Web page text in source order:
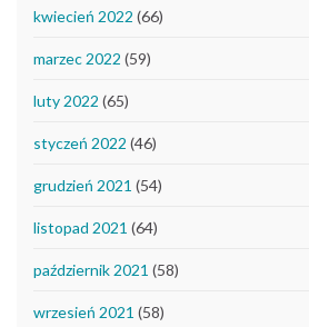
kwiecień 2022 (66)
marzec 2022 (59)
luty 2022 (65)
styczeń 2022 (46)
grudzień 2021 (54)
listopad 2021 (64)
październik 2021 (58)
wrzesień 2021 (58)